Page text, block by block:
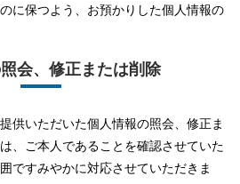
に保つよう、お預かりした個人情報の
会、修正または削除
供いただいた個人情報の照会、修正ま
、ご本人であることを確認させていた
ですみやかに対応させていただきま